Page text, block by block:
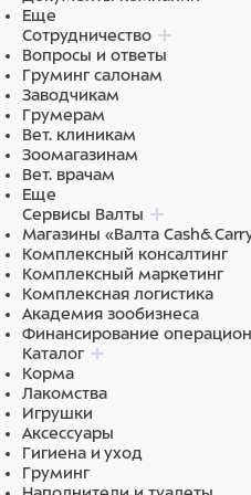
Еще
Сотрудничество
Вопросы и ответы
Груминг салонам
Заводчикам
Грумерам
Вет. клиникам
Зоомагазинам
Вет. врачам
Еще
Сервисы Валты
Магазины «Валта
Комплексный консалтинг
Комплексный маркетинг
Комплексная логистика
Академия зообизнеса
Финансирование
Каталог
Корма
Лакомства
Игрушки
Аксессуары
Гигиена и уход
Груминг